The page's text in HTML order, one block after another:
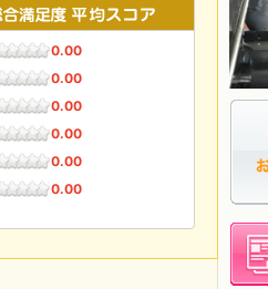
0.00
0.00
0.00
0.00
0.00
0.00
お